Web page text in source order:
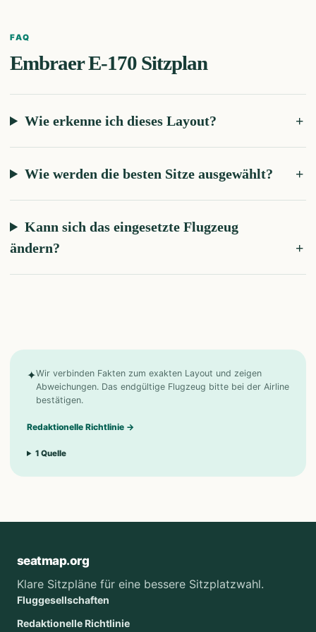
FAQ
Embraer E-170 Sitzplan
Wie erkenne ich dieses Layout?
Wie werden die besten Sitze ausgewählt?
Kann sich das eingesetzte Flugzeug
ändern?
✦Wir verbinden Fakten zum exakten Layout und zeigen
Abweichungen. Das endgültige Flugzeug bitte bei der Airline
bestätigen.
Redaktionelle Richtlinie →
1 Quelle
seatmap.org
Klare Sitzpläne für eine bessere Sitzplatzwahl.
Fluggesellschaften
Redaktionelle Richtlinie